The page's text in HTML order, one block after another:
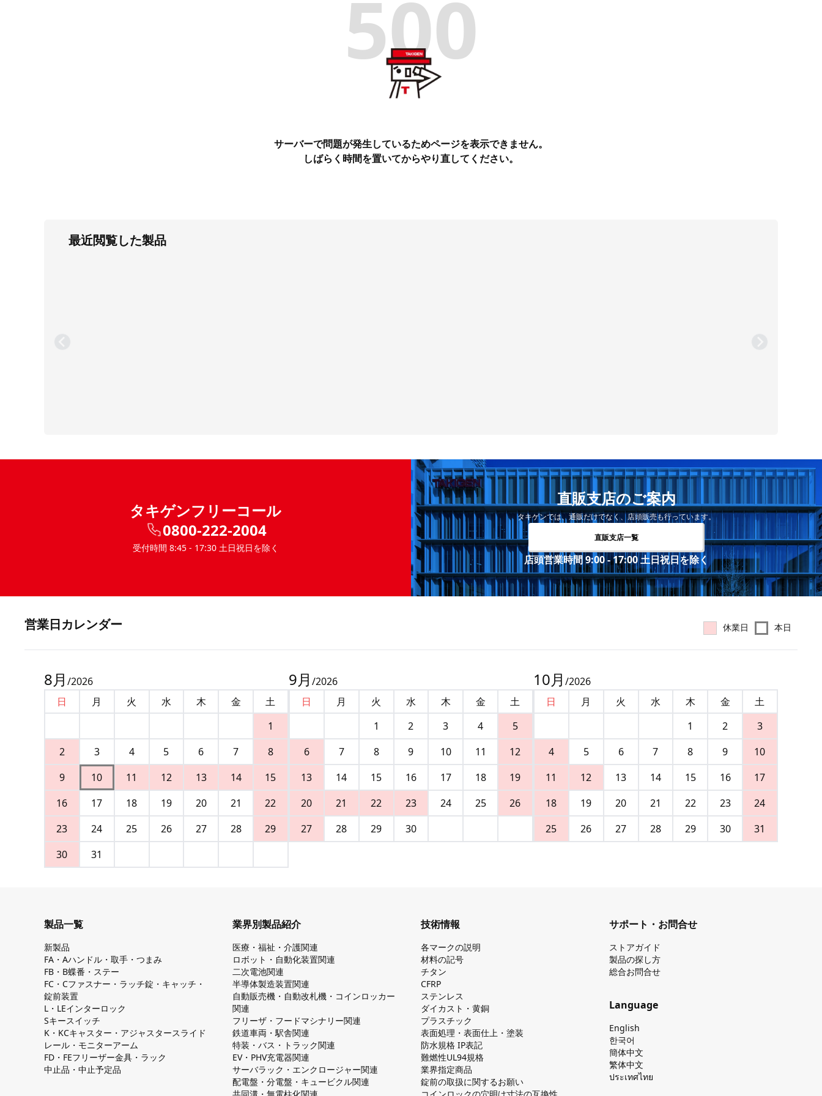
500
サーバーで問題が発生しているためページを表示できません。
しばらく時間を置いてからやり直してください。
最近閲覧した製品
タキゲンフリーコール
0800-222-2004
受付時間 8:45 - 17:30 土日祝日を除く
直販支店のご案内
タキゲンでは、通販だけでなく、店頭販売も行っています。
直販支店一覧
店頭営業時間 9:00 - 17:00 土日祝日を除く
営業⽇カレンダー 休業日 本日
8月 /2026
日
月 火 水 木 金
土
1
2
3 4 5 6 7
8
9
10 11 12 13 14
15
16
17 18 19 20 21
22
23
24 25 26 27 28
29
30
31
9月 /2026
日
月 火 水 木 金
土
1
2 3 4
5
6
7 8 9 10 11
12
13
14 15 16 17 18
19
20
21 22 23 24 25
26
27
28 29 30
10月 /2026
日
月 火 水 木 金
土
1
2
3
4
5 6 7 8 9
10
11
12 13 14 15 16
17
18
19 20 21 22 23
24
25
26 27 28 29 30 31
製品一覧
新製品
FA・Aハンドル・取手・つまみ
FB・B蝶番・ステー
FC・Cファスナー・ラッチ錠・キャッチ・
錠前装置
L・LEインターロック
Sキースイッチ
K・KCキャスター・アジャスタースライド
レール・モニターアーム
FD・FEフリーザー金具・ラック
中止品・中止予定品
業界別製品紹介
医療・福祉・介護関連
ロボット・自動化装置関連
二次電池関連
半導体製造装置関連
自動販売機・自動改札機・コインロッカー
関連
フリーザ・フードマシナリー関連
鉄道車両・駅舎関連
特装・バス・トラック関連
EV・PHV充電器関連
サーバラック・エンクロージャー関連
配電盤・分電盤・キュービクル関連
技術情報
各マークの説明
材料の記号
チタン
CFRP
ステンレス
ダイカスト・⻩銅
プラスチック
表面処理・表面仕上・塗装
防⽔規格 IP表記
難燃性UL94規格
業界指定商品
錠前の取扱に関するお願い
サポート・お問合せ
ストアガイド
製品の探し⽅
総合お問合せ
Language
English
한국어
簡体中文
繁体中文
ประเทศไทย